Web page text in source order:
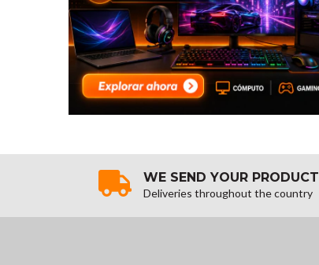
WE SEND YOUR PRODUCT
Deliveries throughout the country